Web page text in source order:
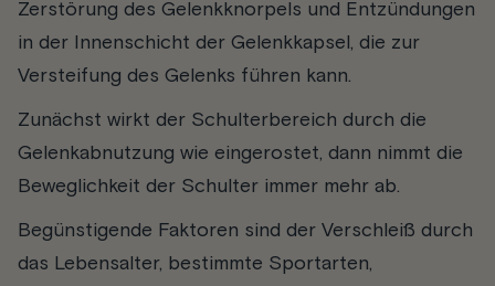
Zerstörung des Gelenkknorpels und Entzündungen
in der Innenschicht der Gelenkkapsel, die zur
Versteifung des Gelenks führen kann.
Zunächst wirkt der Schulterbereich durch die
Gelenkabnutzung wie eingerostet, dann nimmt die
Beweglichkeit der Schulter immer mehr ab.
Begünstigende Faktoren sind der Verschleiß durch
das Lebensalter, bestimmte Sportarten,